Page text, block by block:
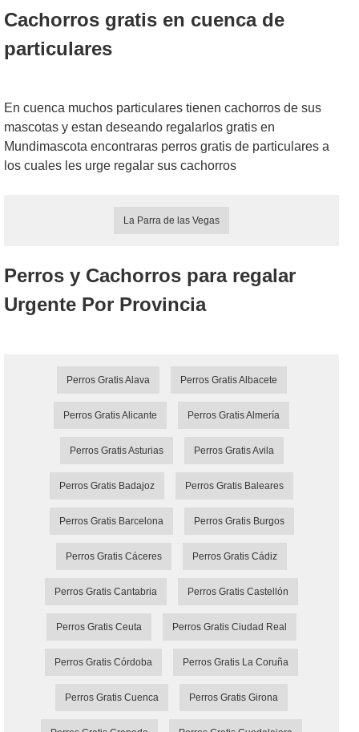
Cachorros gratis en cuenca de
particulares
En cuenca muchos particulares tienen cachorros de sus
mascotas y estan deseando regalarlos gratis en
Mundimascota encontraras perros gratis de particulares a
los cuales les urge regalar sus cachorros
La Parra de las Vegas
Perros y Cachorros para regalar
Urgente Por Provincia
Perros Gratis Alava Perros Gratis Albacete
Perros Gratis Alicante Perros Gratis Almería
Perros Gratis Asturias Perros Gratis Avila
Perros Gratis Badajoz Perros Gratis Baleares
Perros Gratis Barcelona Perros Gratis Burgos
Perros Gratis Cáceres Perros Gratis Cádiz
Perros Gratis Cantabria Perros Gratis Castellón
Perros Gratis Ceuta Perros Gratis Ciudad Real
Perros Gratis Córdoba Perros Gratis La Coruña
Perros Gratis Cuenca Perros Gratis Girona